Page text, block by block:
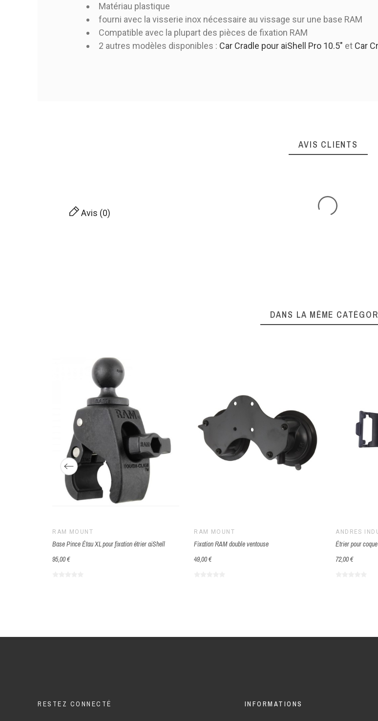
Matériau plastique
fourni avec la visserie inox nécessaire au vissage sur une base RAM
Compatible avec la plupart des pièces de fixation RAM
2 autres modèles disponibles : Car Cradle pour aiShell Pro 10.5" et Car
AVIS CLIENTS
Avis (0)
DANS LA MÊME
RAM MOUNT
Base Pince Étau XL pour fixation étrier aiShell
95,00 €
RAM MOUNT
Fixation RAM double ventouse
49,00 €
ANDRES
Étrier pour
72,00 €
RESTEZ CONNECTÉ INFORMATIONS